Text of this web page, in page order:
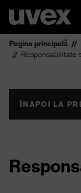
Pagina principală
Responsabilitate
ÎNAPOI LA